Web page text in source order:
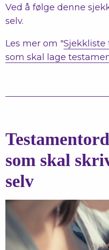
Ved å følge denne
selv.
Les mer om "Sjekkliste
som skal lage
som skal
selv